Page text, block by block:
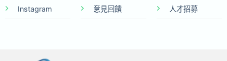
Instagram 意見回饋 人才招募